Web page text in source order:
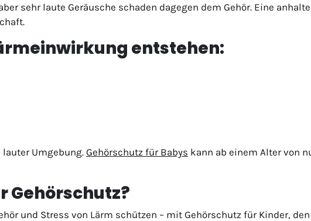
sehr laute Geräusche schaden dagegen dem Gehör. Eine
entstehen:
Umgebung. Gehörschutz für Babys kann ab einem Alter von
Gehörschutz?
und Stress von Lärm schützen – mit Gehörschutz für Kinder,